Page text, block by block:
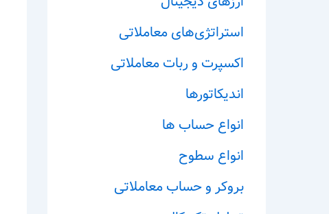
استراتژی‌های معاملاتی
اکسپرت و ربات معاملاتی
اندیکاتورها
انواع حساب ها
انواع سطوح
بروکر و حساب معاملاتی